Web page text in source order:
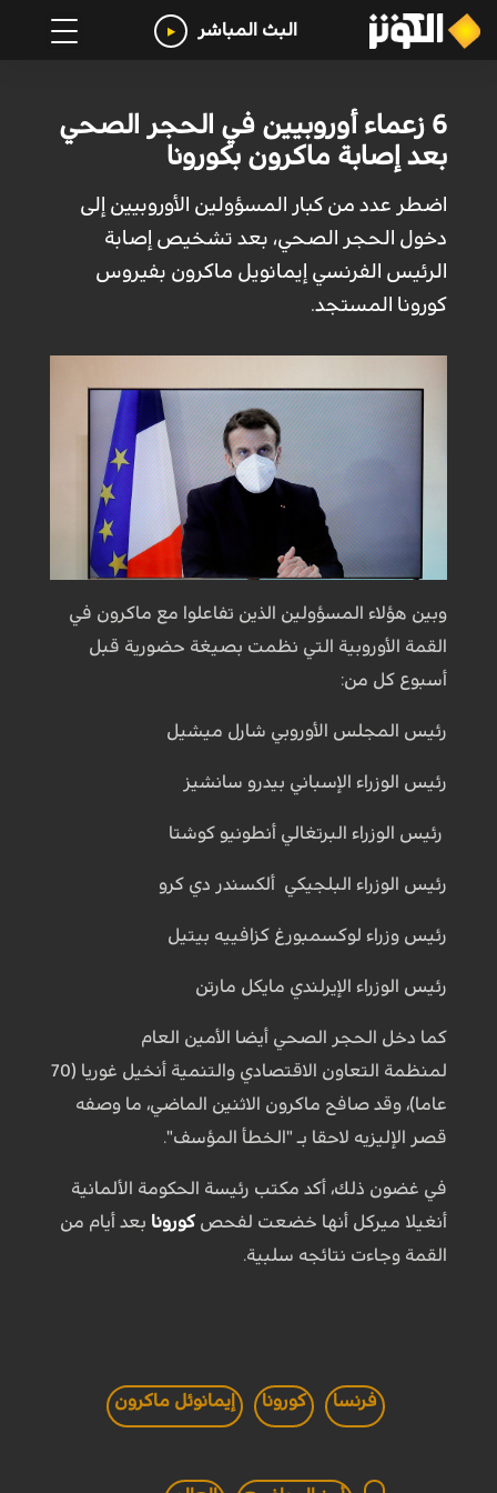
البث المباشر
6 زعماء أوروبيين في الحجر الصحي
بعد إصابة ماكرون بكورونا
اضطر عدد من كبار المسؤولين الأوروبيين إلى
دخول الحجر الصحي، بعد تشخيص إصابة
الرئيس الفرنسي إيمانويل ماكرون بفيروس
كورونا المستجد.
وبين هؤلاء المسؤولين الذين تفاعلوا مع ماكرون في
القمة الأوروبية التي نظمت بصيغة حضورية قبل
أسبوع كل من:
رئيس المجلس الأوروبي شارل ميشيل
رئيس الوزراء الإسباني بيدرو سانشيز
رئيس الوزراء البرتغالي أنطونيو كوشتا
رئيس الوزراء البلجيكي ألكسندر دي كرو
رئيس وزراء لوكسمبورغ كزافييه بيتيل
رئيس الوزراء الإيرلندي مايكل مارتن
كما دخل الحجر الصحي أيضا الأمين العام
لمنظمة التعاون الاقتصادي والتنمية أنخيل غوريا (70
عاما)، وقد صافح ماكرون الاثنين الماضي، ما وصفه
قصر الإليزيه لاحقا بـ "الخطأ المؤسف".
في غضون ذلك، أكد مكتب رئيسة الحكومة الألمانية
أنغيلا ميركل أنها خضعت لفحص كورونا بعد أيام من
القمة وجاءت نتائجه سلبية.
فرنسا كورونا إيمانوئل ماكرون